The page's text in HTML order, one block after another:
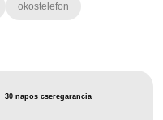
okostelefon
30 napos cseregarancia